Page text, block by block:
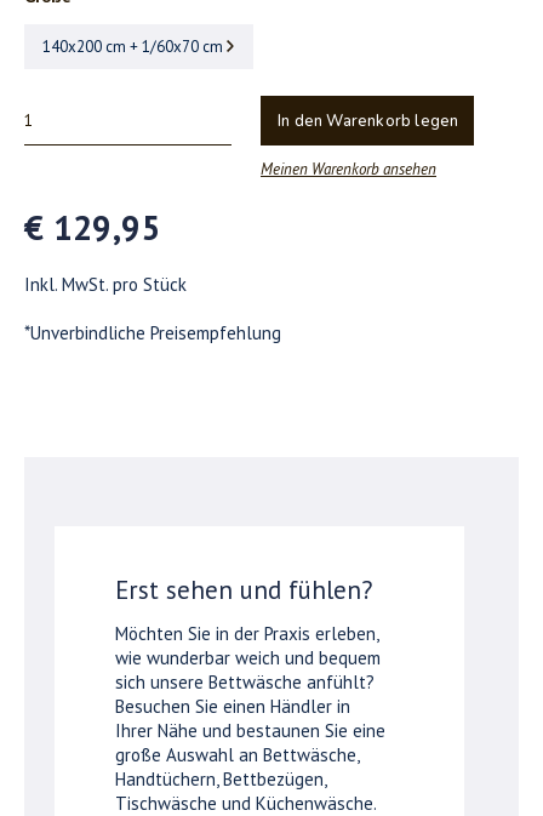
140x200 cm + 1/60x70 cm
In den Warenkorb legen
Meinen Warenkorb ansehen
€ 129,95
Inkl. MwSt. pro Stück
*Unverbindliche Preisempfehlung
Erst sehen und fühlen?
Möchten Sie in der Praxis erleben,
wie wunderbar weich und bequem
sich unsere Bettwäsche anfühlt?
Besuchen Sie einen Händler in
Ihrer Nähe und bestaunen Sie eine
große Auswahl an Bettwäsche,
Handtüchern, Bettbezügen,
Tischwäsche und Küchenwäsche.